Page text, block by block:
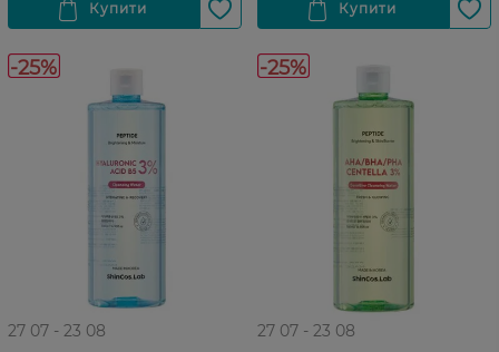
-25%
27 07 - 23 08
-25%
27 07 - 23 08